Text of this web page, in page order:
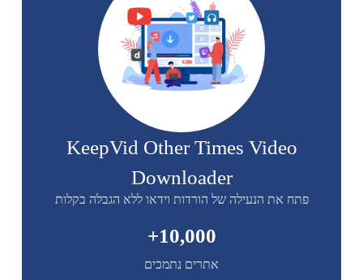
KeepVid Other Times Video
Downloader
פתח את הנעילה של הורדות וידאו ללא הגבלה בקלות
אתרים נתמכים
10,000
+